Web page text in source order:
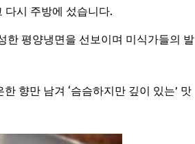
다시 주방에 섰습니다.
한 평양냉면을 선보이며 미식가들의 발
향만 남겨 ‘슴슴하지만 깊이 있는’ 맛